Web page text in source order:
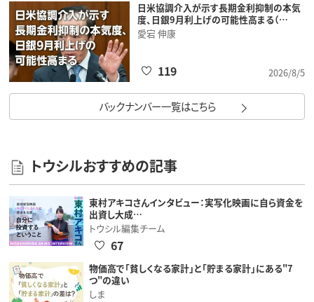
日米協調介入が示す長期金利抑制の本気
度、日銀9月利上げの可能性高まる（…
愛宕 伸康
2026/8/5
119
バックナンバー一覧はこちら
トウシルおすすめの記事
東村アキコさんインタビュー：実写化映画に自ら資金を
出資し大成…
トウシル編集チーム
67
物価高で「貧しくなる家計」と「貯まる家計」にある"7
つ"の違い
しま